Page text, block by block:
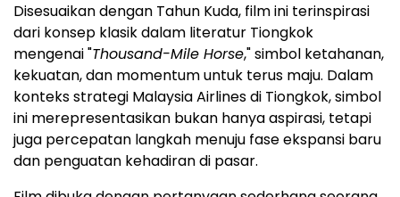
Disesuaikan dengan Tahun Kuda, film ini terinspirasi
dari konsep klasik dalam literatur Tiongkok
mengenai "Thousand-Mile Horse," simbol ketahanan,
kekuatan, dan momentum untuk terus maju. Dalam
konteks strategi Malaysia Airlines di Tiongkok, simbol
ini merepresentasikan bukan hanya aspirasi, tetapi
juga percepatan langkah menuju fase ekspansi baru
dan penguatan kehadiran di pasar.